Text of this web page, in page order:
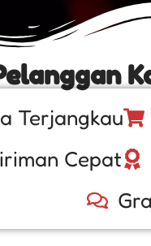
Terjangkau
Cepat